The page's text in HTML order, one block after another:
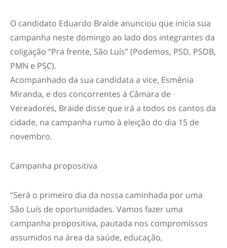
O candidato Eduardo Braide anunciou que inicia sua
campanha neste domingo ao lado dos integrantes da
coligação “Pra frente, São Luís” (Podemos, PSD, PSDB,
PMN e PSC).
Acompanhado da sua candidata a vice, Esmênia
Miranda, e dos concorrentes à Câmara de
Vereadores, Braide disse que irá a todos os cantos da
cidade, na campanha rumo à eleição do dia 15 de
novembro.
Campanha propositiva
“Será o primeiro dia da nossa caminhada por uma
São Luís de oportunidades. Vamos fazer uma
campanha propositiva, pautada nos compromissos
assumidos na área da saúde, educação,